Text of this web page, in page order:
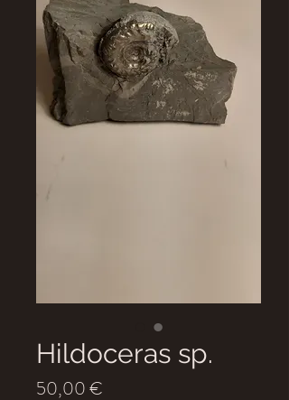
Hildoceras sp.
50,00 €